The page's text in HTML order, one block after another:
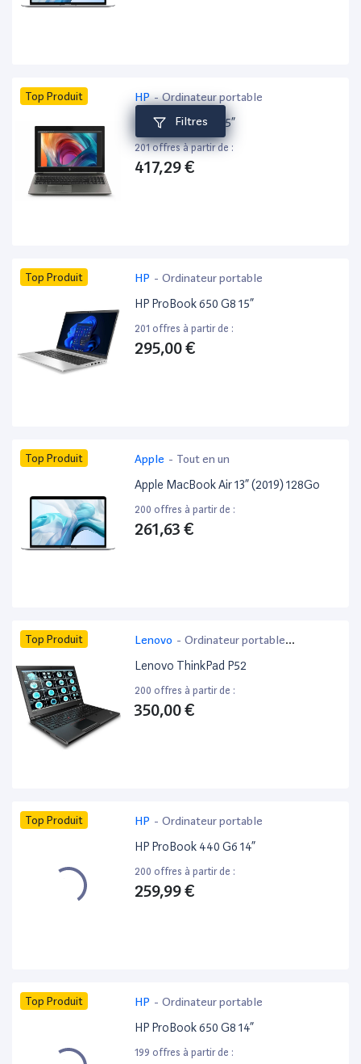
Filtres
Top Produit HP- Ordinateur portable
HP ZBook 15 G6 15”
201 offres à partir de :
417,29 €
Top Produit HP - Ordinateur portable
HP ProBook 650 G8 15”
201 offres à partir de :
295,00 €
Top Produit Apple - Tout en un
Apple MacBook Air 13” (2019) 128Go
200 offres à partir de :
261,63 €
Top Produit Lenovo - Ordinateur portable
bureautique
Lenovo ThinkPad P52
200 offres à partir de :
350,00 €
Top Produit HP - Ordinateur portable
HP ProBook 440 G6 14”
200 offres à partir de :
259,99 €
Top Produit HP - Ordinateur portable
HP ProBook 650 G8 14”
199 offres à partir de :